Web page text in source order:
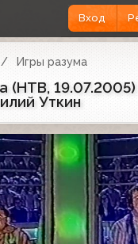
Вход
Игры разума
(НТВ,
Уткин